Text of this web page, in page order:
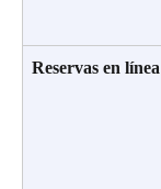
Reservas en línea